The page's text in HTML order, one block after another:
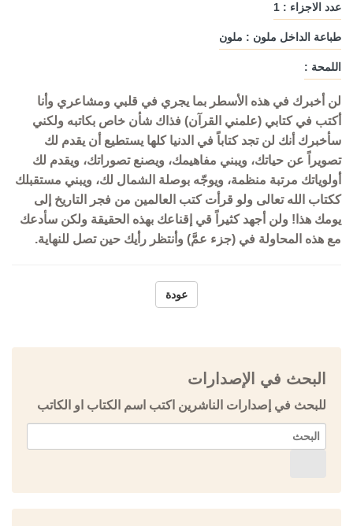
عدد الاجزاء : 1
طباعة الداخل ملون : ملون
اللمحة :
لن أخبرك في هذه الأسطر بما يجري في قلبي ومشاعري وأنا
أكتب في كتابي (علمني القرآن) فذاك شأن خاص بكاتبه ولكني
سأخبرك أنك لن تجد كتاباً في الدنيا كلها يستطيع أن يقدم لك
تصويراً عن حياتك، ويبني مفاهيمك، ويصنع تصوراتك، ويقدم لك
أولوياتك مرتبة منظمة، ويوجّه بوصلة الشمال لك، ويبني مستقبلك
ككتاب الله تعالى ولو قرأت كتب العالمين من فجر التاريخ إلى
يومك هذا! ولن أجهد كثيراً قي إقناعك بهذه الحقيقة ولكن سأدعك
مع هذه المحاولة في (جزء عمَّ) وأنتظر رأيك حين تصل للنهاية.
عودة
البحث في الإصدارات
للبحث في إصدارات الناشرين اكتب اسم الكتاب او الكاتب